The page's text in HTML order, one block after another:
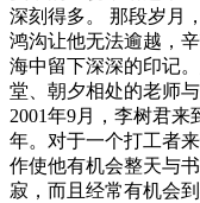
深刻得多。 那段岁月
鸿沟让他无法逾越，
海中留下深深的印记
堂、朝夕相处的老师与
2001年9月，李树君
年。对于一个打工者
作使他有机会整天与
寂，而且经常有机会